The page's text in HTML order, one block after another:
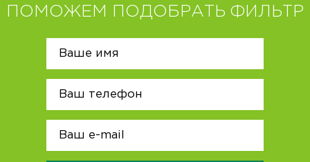
ПОМОЖЕМ ПОДОБРАТЬ ФИЛЬТР